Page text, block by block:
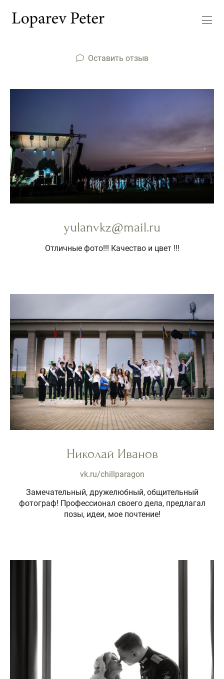
Оставить отзыв
yulanvkz@mail.ru
Отличные фото!!! Качество и цвет !!!
Николай Иванов
vk.ru/chillparagon
Замечательный, дружелюбный, общительный
фотограф! Профессионал своего дела, предлагал
позы, идеи, мое почтение!